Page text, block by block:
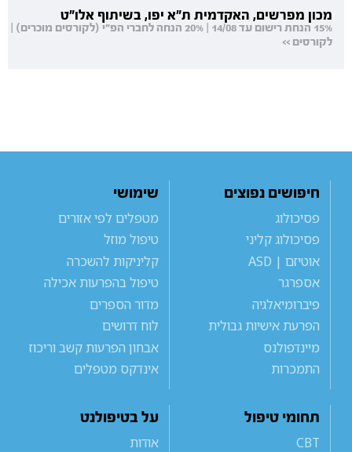
מכון מפרשים, האקדמית ת"א יפו, בשיתוף אלו"ט
15% הנחת רישום עד 14/08 | 20% הנחה לחברי הפ"י (לקורסים מוכרים) |
לקורסים >>
חיפושים נפוצים
פסיכולוג
פסיכולוג קליני
אוטיזם | ASD
אספרגר
פיברומיאלגיה
הפרעת אישיות גבולית
מיינדפולנס
התמכרות
שימושי
מטפלים לפי אזורים
טיפול מוזל
קליניקות להשכרה
טיפול בהפרעות אכילה
מדור הספרים
לוח דרושים
אבחון הפרעות קשב וריכוז
אינדקס מטפלים
תחומי טיפול
CBT
על בטיפולנט
אודות